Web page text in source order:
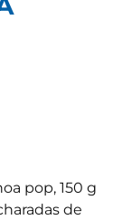
pop, 150 g
de